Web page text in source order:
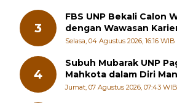
3
FBS UNP Bekali Calon
dengan Wawasan
Kewirausahaan Kreatif
Selasa, 04 Agustus 2026, 16:16 WIB
4
Subuh Mubarak UNP
Mahkota dalam Diri
Jumat, 07 Agustus 2026, 07:43 WIB